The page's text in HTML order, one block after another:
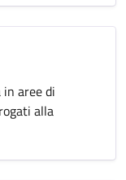
aree di
alla